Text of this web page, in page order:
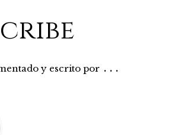
y escrito por ...